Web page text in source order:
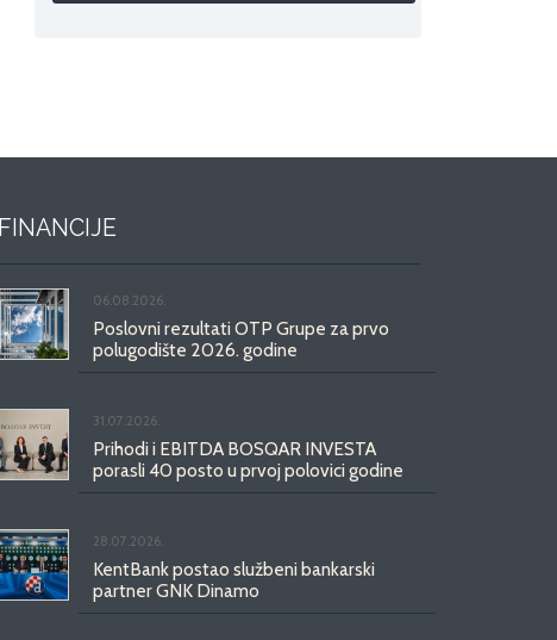
FINANCIJE
06.08.2026.
Poslovni rezultati OTP Grupe za prvo
polugodište 2026. godine
31.07.2026.
Prihodi i EBITDA BOSQAR INVESTA
porasli 40 posto u prvoj polovici godine
28.07.2026.
KentBank postao službeni bankarski
partner GNK Dinamo